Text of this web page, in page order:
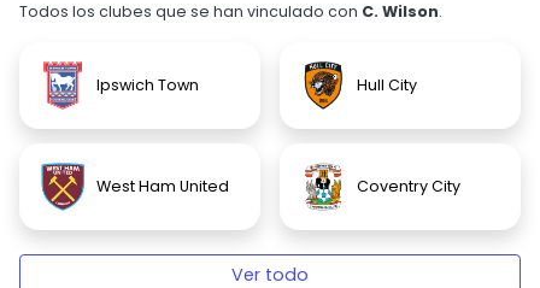
Todos los clubes que se han vinculado con C. Wilson.
Ipswich Town Hull City
West Ham United Coventry City
Ver todo